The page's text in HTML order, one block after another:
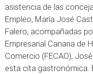
asistencia de las
Empleo, María José
Falero, acompañadas
Empresarial Canaria de
Comercio (FECAO),
esta cita gastronómica.